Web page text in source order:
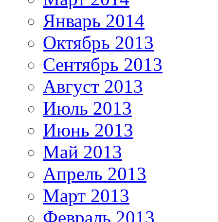
Январь 2014
Октябрь 2013
Сентябрь 2013
Август 2013
Июль 2013
Июнь 2013
Май 2013
Апрель 2013
Март 2013
Февраль 2013